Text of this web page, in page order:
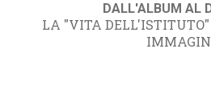
DALL'ALBUM AL
LA "VITA DELL'ISTITUTO"